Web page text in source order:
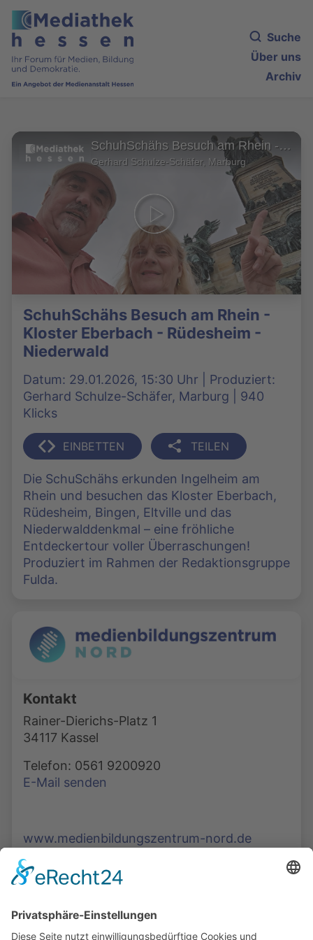
Suche
Über uns
Archiv
SchuhSchähs Besuch am Rhein - Kloster Eberbach - Rüdesheim - Niederwald
Gerhard Schulze-Schäfer, Marburg
SchuhSchähs Besuch am Rhein -
Kloster Eberbach - Rüdesheim -
Niederwald
Datum: 29.01.2026, 15:30 Uhr | Produziert:
Gerhard Schulze-Schäfer, Marburg | 940
Klicks
EINBETTEN TEILEN
Die SchuSchähs erkunden Ingelheim am
Rhein und besuchen das Kloster Eberbach,
Rüdesheim, Bingen, Eltville und das
Niederwalddenkmal – eine fröhliche
Entdeckertour voller Überraschungen!
Produziert im Rahmen der Redaktionsgruppe
Fulda.
Kontakt
Rainer-Dierichs-Platz 1
34117 Kassel
Telefon: 0561 9200920
E-Mail senden
www.medienbildungszentrum-nord.de